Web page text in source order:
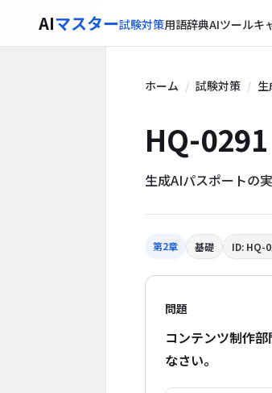
AIマスター試験対策用語辞典AIツールキ
ホーム 試験対策 生
HQ-
生成AIパスポートの
第2章 基礎 ID: HQ-
問題
コンテンツ制作
なさい。